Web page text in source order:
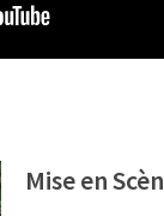
Mise en